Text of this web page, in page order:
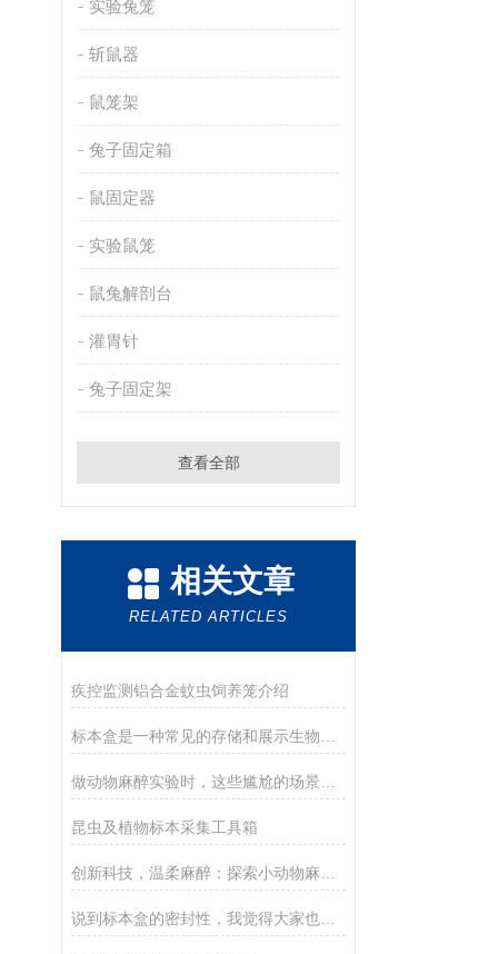
实验兔笼
斩鼠器
鼠笼架
兔子固定箱
鼠固定器
实验鼠笼
鼠兔解剖台
灌胃针
兔子固定架
查看全部
相关文章
RELATED ARTICLES
疾控监测铝合金蚊虫饲养笼介绍
昆虫及植物标本采集工具箱
说到标本盒的密封性，我觉得大家也不要太过在意